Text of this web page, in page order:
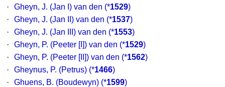
·
Gheyn, J. (Jan I) van den (*1529)
·
Gheyn, J. (Jan II) van den (*1537)
·
Gheyn, J. (Jan III) van den (*1553)
·
Gheyn, P. (Peeter [I]) van den (*1529)
·
Gheyn, P. (Peeter [II]) van den (*1562)
·
Gheynus, P. (Petrus) (*1466)
·
Ghuens, B. (Boudewyn) (*1599)